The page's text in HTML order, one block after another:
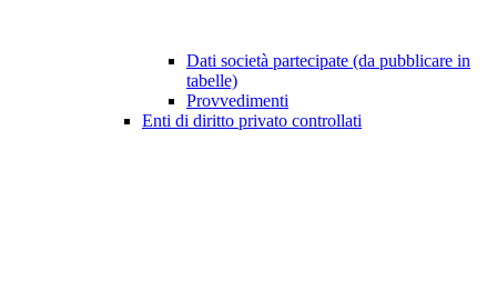
Dati società partecipate (da pubblicare in
tabelle)
Provvedimenti
Enti di diritto privato controllati